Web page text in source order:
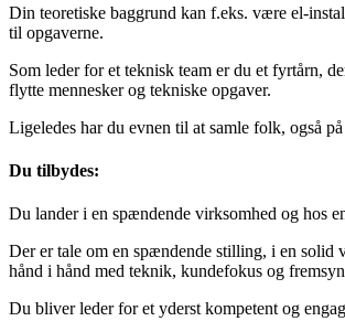
Din teoretiske baggrund kan f.eks. være el-
til opgaverne.
Som leder for et teknisk team er du et fyrtårn,
flytte mennesker og tekniske opgaver.
Ligeledes har du evnen til at samle folk, også
Du tilbydes:
Du lander i en spændende virksomhed og hos
Der er tale om en spændende stilling, i en solid
hånd i hånd med teknik, kundefokus og
Du bliver leder for et yderst kompetent og